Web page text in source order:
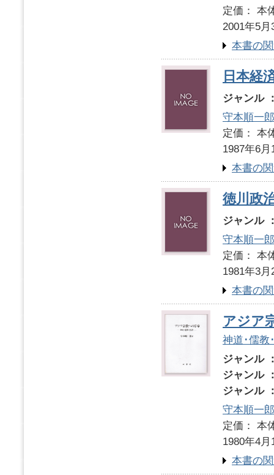
定価：
2001年5月
本書の
日本経
ジャンル
守本順一郎
定価：
1987年6月
本書の
徳川政
ジャンル
守本順一郎
定価：
1981年3月
本書の
アジア
神道･儒教
ジャンル
ジャンル
ジャンル
守本順一郎
定価：
1980年4月
本書の